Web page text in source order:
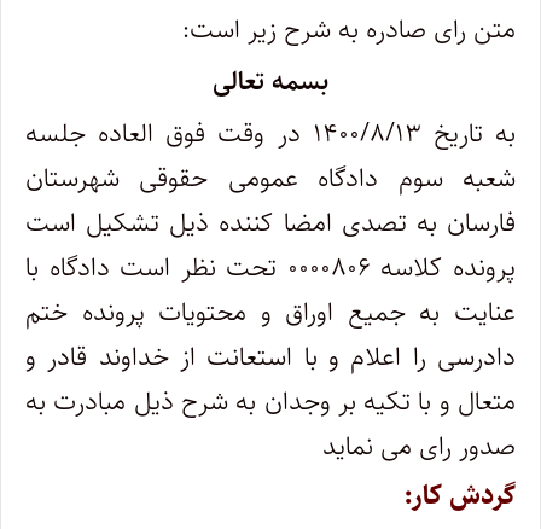
متن رای صادره به شرح زیر است:
بسمه تعالی
به تاریخ ۱۴۰۰/۸/۱۳ در وقت فوق العاده جلسه
شعبه سوم دادگاه عمومی حقوقی شهرستان
فارسان به تصدی امضا کننده ذیل تشکیل است
پرونده کلاسه ۰۰۰۰۸۰۶ تحت نظر است دادگاه با
عنایت به جمیع اوراق و محتویات پرونده ختم
دادرسی را اعلام و با استعانت از خداوند قادر و
متعال و با تکیه بر وجدان به شرح ذیل مبادرت به
صدور رای می نماید
گردش کار: